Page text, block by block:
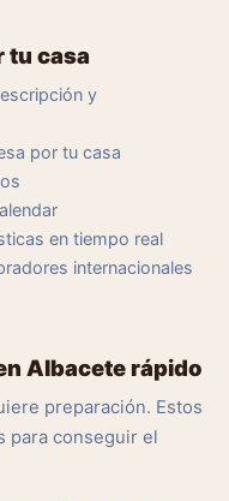
tu casa
y
por tu casa
en tiempo real
internacionales
Albacete rápido
preparación. Estos
para conseguir el